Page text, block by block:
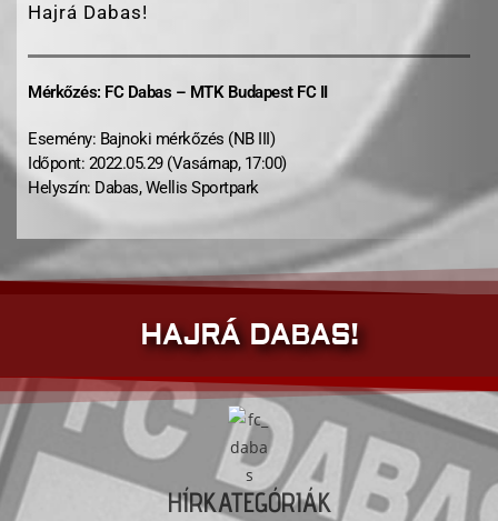
Hajrá Dabas!
Mérkőzés: FC Dabas – MTK Budapest FC II
Esemény: Bajnoki mérkőzés (NB III)
Időpont: 2022.05.29 (Vasárnap, 17:00)
Helyszín: Dabas, Wellis Sportpark
HAJRÁ DABAS!
HÍRKATEGÓRIÁK